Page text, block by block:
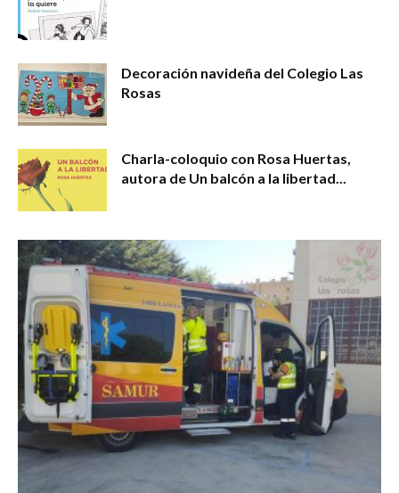
Decoración navideña del Colegio Las
Rosas
Charla-coloquio con Rosa Huertas,
autora de Un balcón a la libertad...